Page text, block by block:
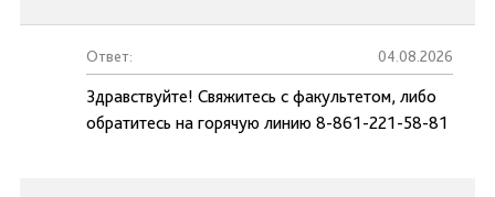
Ответ: 04.08.2026
Здравствуйте! Свяжитесь с факультетом, либо
обратитесь на горячую линию 8-861-221-58-81